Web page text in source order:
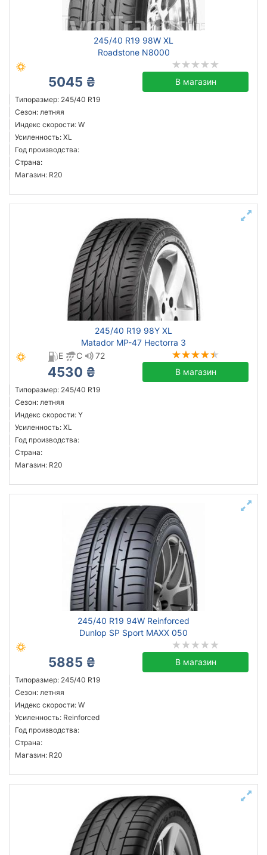
245/40 R19 98W XL
Roadstone N8000
5045 ₴ В магазин
Типоразмер: 245/40 R19
Сезон: летняя
Индекс скорости: W
Усиленность: XL
Год производства:
Страна:
Магазин: R20
245/40 R19 98Y XL
Matador MP-47 Hectorra 3
E
C 72
4530 ₴ В магазин
Типоразмер: 245/40 R19
Сезон: летняя
Индекс скорости: Y
Усиленность: XL
Год производства:
Страна:
Магазин: R20
245/40 R19 94W Reinforced
Dunlop SP Sport MAXX 050
5885 ₴ В магазин
Типоразмер: 245/40 R19
Сезон: летняя
Индекс скорости: W
Усиленность: Reinforced
Год производства:
Страна:
Магазин: R20